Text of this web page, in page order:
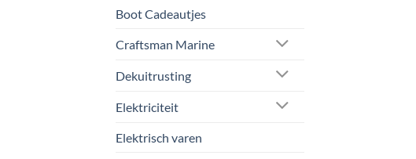
Boot Cadeautjes
Craftsman Marine
Dekuitrusting
Elektriciteit
Elektrisch varen